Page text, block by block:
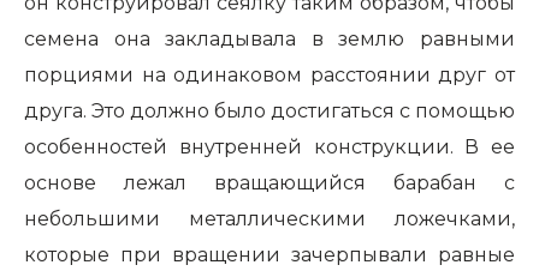
семена она закладывала в землю равными
порциями на одинаковом расстоянии друг от
друга. Это должно было достигаться с помощью
особенностей внутренней конструкции. В ее
основе лежал вращающийся барабан с
небольшими металлическими ложечками,
которые при вращении зачерпывали равные